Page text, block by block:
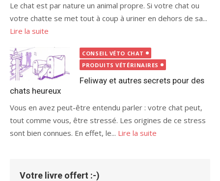
Le chat est par nature un animal propre. Si votre chat ou
votre chatte se met tout à coup à uriner en dehors de sa...
Lire la suite
CONSEIL VÉTO CHAT
PRODUITS VÉTÉRINAIRES
Feliway et autres secrets pour des
chats heureux
Vous en avez peut-être entendu parler : votre chat peut,
tout comme vous, être stressé. Les origines de ce stress
sont bien connues. En effet, le... Lire la suite
Votre livre offert :-)